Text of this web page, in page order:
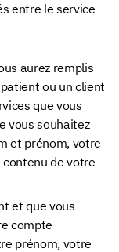
entre le service
aurez remplis
ou un client
que vous
vous souhaitez
et prénom, votre
de votre
et que vous
compte
prénom, votre